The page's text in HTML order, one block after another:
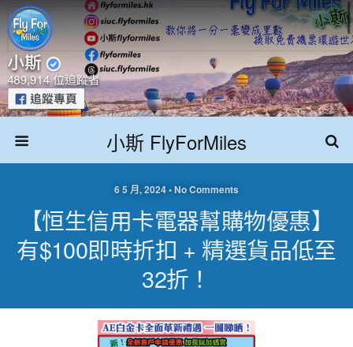
小斯 FlyForMiles
6 5 月, 2024 • No Comments
【恒生信用卡電器幫購物優惠】
有$100即時折扣 + 精選貨品低至
32折！